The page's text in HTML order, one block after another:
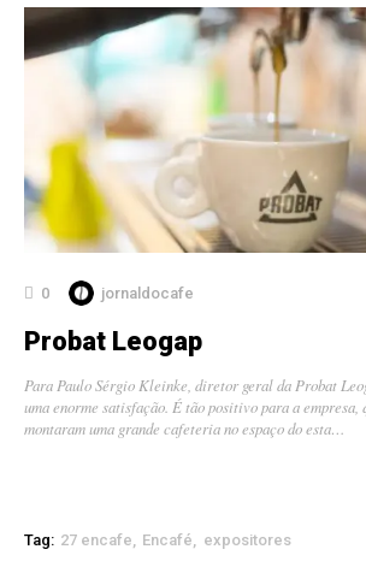
0 jornaldocafe
Probat Leogap
Para Paulo Sérgio Kleinke, diretor geral da Probat
uma enorme satisfação. É tão positivo para a empresa,
montaram uma grande cafeteria no espaço do esta…
Tag: 27 encafe Encafé expositores